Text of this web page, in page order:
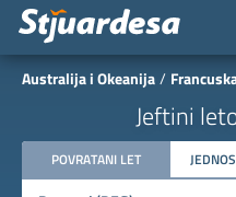
Australija i Okeanija
Jeftini
POVRATANI LET